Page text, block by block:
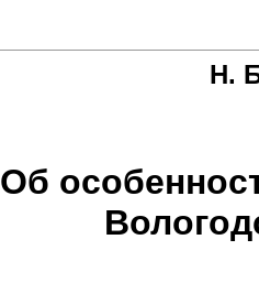
Н.
Об